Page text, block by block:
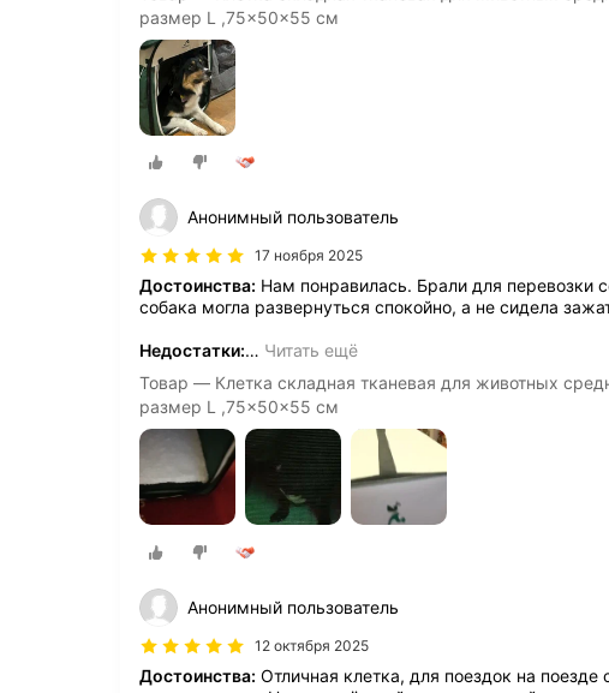
размер L ,75x50x55 см
Анонимный пользователь
17 ноября 2025
Достоинства: Нам понравилась. Брали для перевозки
собака могла развернуться спокойно, а не сидела
Недостатки:… Читать ещё
Товар — Клетка складная тканевая для животных
размер L ,75x50x55 см
Анонимный пользователь
12 октября 2025
Достоинства: Отличная клетка, для поездок на